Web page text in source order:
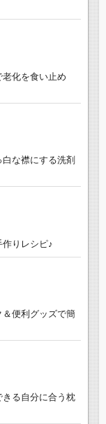
化を食い止め
な襟にする洗剤
りレシピ♪
便利グッズで簡
る自分に合う枕